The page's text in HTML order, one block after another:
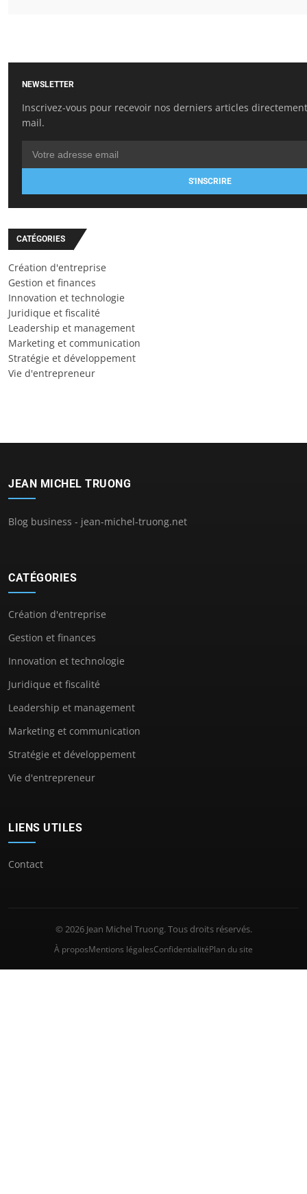
NEWSLETTER
Inscrivez-vous pour recevoir nos derniers articles
mail.
S'INSCRIRE
CATÉGORIES
Création d'entreprise
Gestion et finances
Innovation et technologie
Juridique et fiscalité
Leadership et management
Marketing et communication
Stratégie et développement
Vie d'entrepreneur
JEAN MICHEL TRUONG
Blog business - jean-michel-truong.net
CATÉGORIES
Création d'entreprise
Gestion et finances
Innovation et technologie
Juridique et fiscalité
Leadership et management
Marketing et communication
Stratégie et développement
Vie d'entrepreneur
LIENS UTILES
Contact
© 2026 Jean Michel Truong. Tous droits réservés.
À proposMentions légalesConfidentialitéPlan du site